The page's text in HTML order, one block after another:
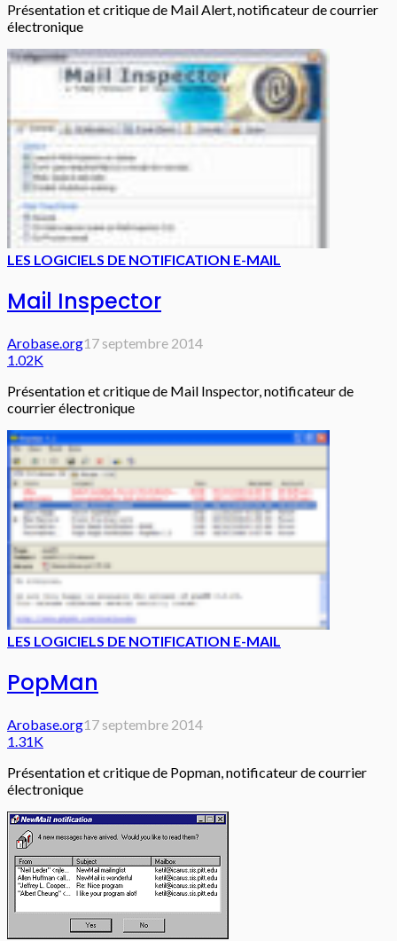
Présentation et critique de Mail Alert, notificateur de courrier
électronique
LES LOGICIELS DE NOTIFICATION E-MAIL
Mail Inspector
Arobase.org17 septembre 2014
1.02K
Présentation et critique de Mail Inspector, notificateur de
courrier électronique
LES LOGICIELS DE NOTIFICATION E-MAIL
PopMan
Arobase.org17 septembre 2014
1.31K
Présentation et critique de Popman, notificateur de courrier
électronique